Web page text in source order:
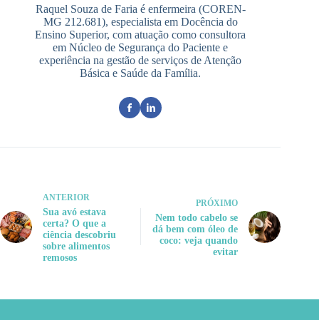
Raquel Souza de Faria é enfermeira (COREN-
MG 212.681), especialista em Docência do
Ensino Superior, com atuação como consultora
em Núcleo de Segurança do Paciente e
experiência na gestão de serviços de Atenção
Básica e Saúde da Família.
ANTERIOR
Sua avó estava
certa? O que a
ciência descobriu
sobre alimentos
remosos
PRÓXIMO
Nem todo cabelo se
dá bem com óleo de
coco: veja quando
evitar